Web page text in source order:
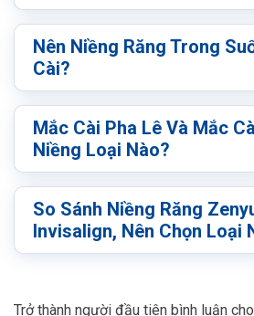
Nên Niềng Răng Trong
Cài?
Mắc Cài Pha Lê Và Mắc
Niềng Loại Nào?
So Sánh Niềng Răng
Invisalign, Nên Chọn Loại
Trở thành người đầu tiên bình luận